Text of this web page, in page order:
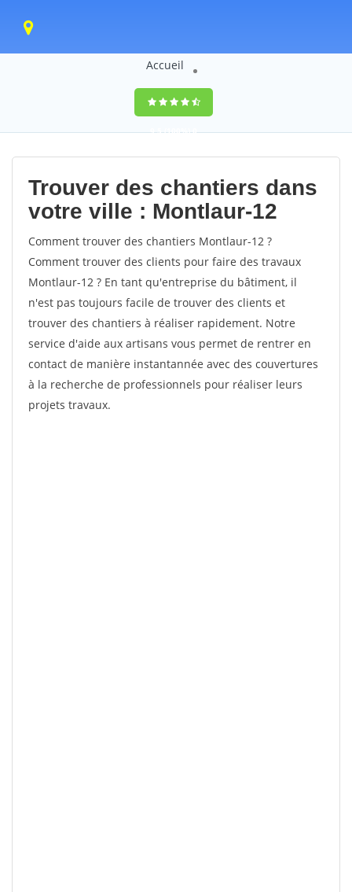
Accueil
9,5(100%)0
votes
Trouver des chantiers dans
votre ville : Montlaur-12
Comment trouver des chantiers Montlaur-12 ?
Comment trouver des clients pour faire des travaux
Montlaur-12 ? En tant qu'entreprise du bâtiment, il
n'est pas toujours facile de trouver des clients et
trouver des chantiers à réaliser rapidement. Notre
service d'aide aux artisans vous permet de rentrer en
contact de manière instantannée avec des couvertures
à la recherche de professionnels pour réaliser leurs
projets travaux.